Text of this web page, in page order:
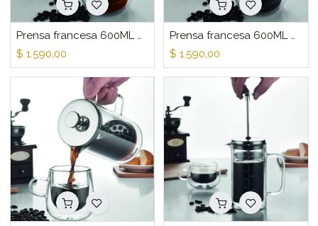
Prensa francesa 600ML doble pared Ambar
$ 1.590,00
Prensa francesa 600ML doble pared
$ 1.590,00